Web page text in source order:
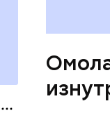
лютеин
наше
калий